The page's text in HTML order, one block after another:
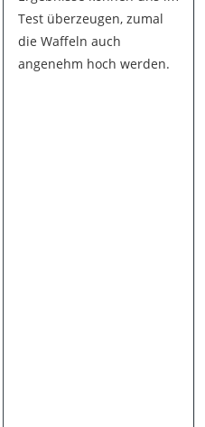
Test überzeugen, zumal
die Waffeln auch
angenehm hoch werden.